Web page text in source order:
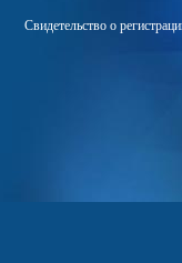
Свидетельство о